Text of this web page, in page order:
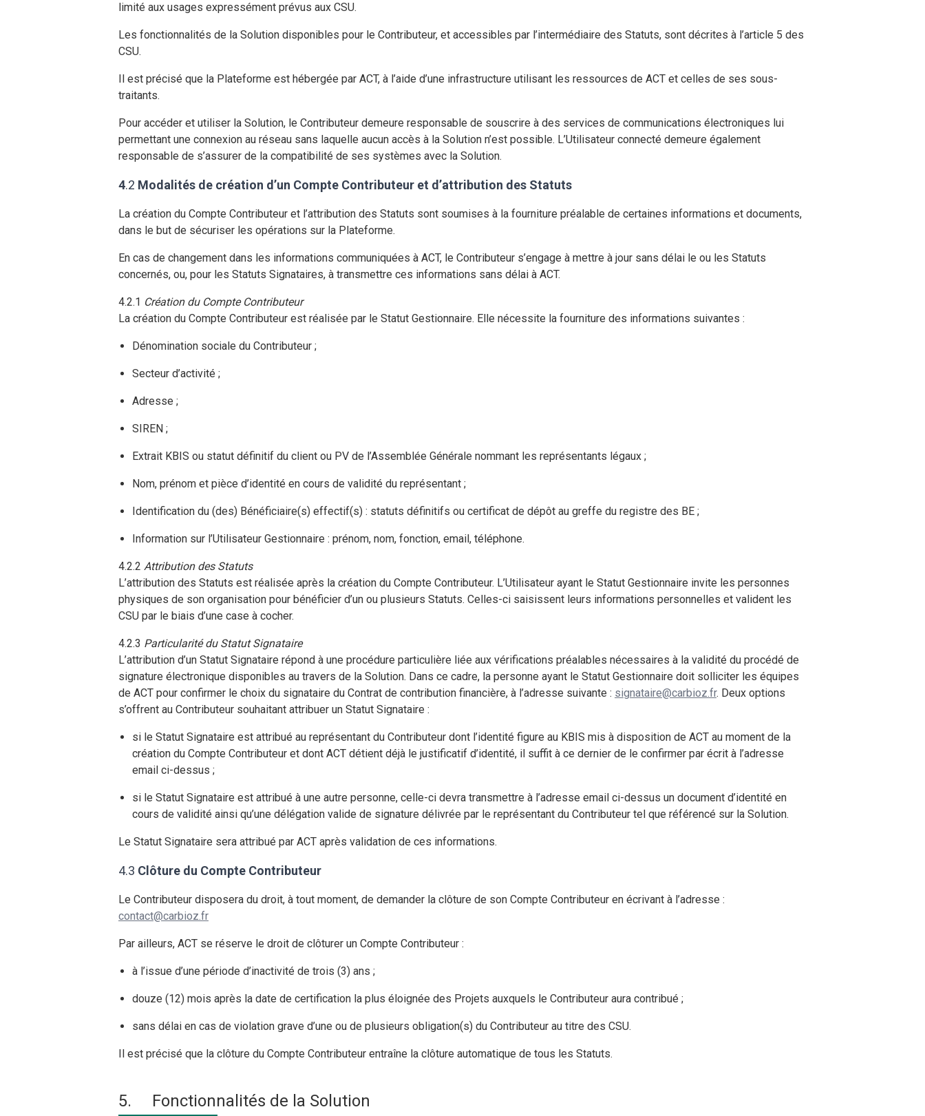
limité aux usages expressément prévus aux CSU.
Les fonctionnalités de la Solution disponibles pour le Contributeur, et accessibles par l’intermédiaire des Statuts, sont décrites à l’article 5 des
CSU.
Il est précisé que la Plateforme est hébergée par ACT, à l’aide d’une infrastructure utilisant les ressources de ACT et celles de ses sous-
traitants.
Pour accéder et utiliser la Solution, le Contributeur demeure responsable de souscrire à des services de communications électroniques lui
permettant une connexion au réseau sans laquelle aucun accès à la Solution n’est possible. L’Utilisateur connecté demeure également
responsable de s’assurer de la compatibilité de ses systèmes avec la Solution.
4.2 Modalités de création d’un Compte Contributeur et d’attribution des Statuts
La création du Compte Contributeur et l’attribution des Statuts sont soumises à la fourniture préalable de certaines informations et documents,
dans le but de sécuriser les opérations sur la Plateforme.
En cas de changement dans les informations communiquées à ACT, le Contributeur s’engage à mettre à jour sans délai le ou les Statuts
concernés, ou, pour les Statuts Signataires, à transmettre ces informations sans délai à ACT.
4.2.1 Création du Compte Contributeur
La création du Compte Contributeur est réalisée par le Statut Gestionnaire. Elle nécessite la fourniture des informations suivantes :
Dénomination sociale du Contributeur ;
Secteur d’activité ;
Adresse ;
SIREN ;
Extrait KBIS ou statut définitif du client ou PV de l’Assemblée Générale nommant les représentants légaux ;
Nom, prénom et pièce d’identité en cours de validité du représentant ;
Identification du (des) Bénéficiaire(s) effectif(s) : statuts définitifs ou certificat de dépôt au greffe du registre des BE ;
Information sur l’Utilisateur Gestionnaire : prénom, nom, fonction, email, téléphone.
4.2.2 Attribution des Statuts
L’attribution des Statuts est réalisée après la création du Compte Contributeur. L’Utilisateur ayant le Statut Gestionnaire invite les personnes
physiques de son organisation pour bénéficier d’un ou plusieurs Statuts. Celles-ci saisissent leurs informations personnelles et valident les
CSU par le biais d’une case à cocher.
4.2.3 Particularité du Statut Signataire
L’attribution d’un Statut Signataire répond à une procédure particulière liée aux vérifications préalables nécessaires à la validité du procédé de
signature électronique disponibles au travers de la Solution. Dans ce cadre, la personne ayant le Statut Gestionnaire doit solliciter les équipes
de ACT pour confirmer le choix du signataire du Contrat de contribution financière, à l’adresse suivante : signataire@carbioz.fr. Deux options
s’offrent au Contributeur souhaitant attribuer un Statut Signataire :
si le Statut Signataire est attribué au représentant du Contributeur dont l’identité figure au KBIS mis à disposition de ACT au moment de la
création du Compte Contributeur et dont ACT détient déjà le justificatif d’identité, il suffit à ce dernier de le confirmer par écrit à l’adresse
email ci-dessus ;
si le Statut Signataire est attribué à une autre personne, celle-ci devra transmettre à l’adresse email ci-dessus un document d’identité en
cours de validité ainsi qu’une délégation valide de signature délivrée par le représentant du Contributeur tel que référencé sur la Solution.
Le Statut Signataire sera attribué par ACT après validation de ces informations.
4.3 Clôture du Compte Contributeur
Le Contributeur disposera du droit, à tout moment, de demander la clôture de son Compte Contributeur en écrivant à l’adresse :
contact@carbioz.fr
Par ailleurs, ACT se réserve le droit de clôturer un Compte Contributeur :
à l’issue d’une période d’inactivité de trois (3) ans ;
douze (12) mois après la date de certification la plus éloignée des Projets auxquels le Contributeur aura contribué ;
sans délai en cas de violation grave d’une ou de plusieurs obligation(s) du Contributeur au titre des CSU.
Il est précisé que la clôture du Compte Contributeur entraîne la clôture automatique de tous les Statuts.
5. Fonctionnalités de la Solution